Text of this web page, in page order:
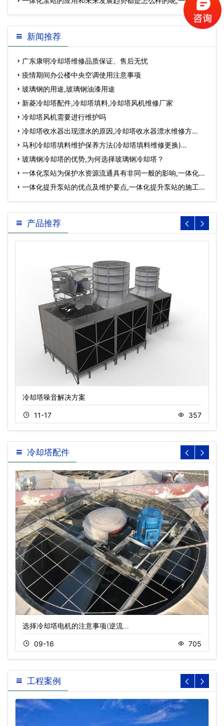
站多少钱…
新闻推荐
广东康明冷却塔维修品质保证、售后无忧
疫情期间办公楼中央空调使用注意事项
玻璃钢的用途,玻璃钢油漆用途
新菱冷却塔配件,冷却塔填料,冷却塔风机维修厂家
冷却塔风机需要进行维护吗
冷却塔收水器出现漂水的原因,冷却塔收水器漂水维修方
法？…
马利冷却塔填料维护保养方法(冷却塔填料维修更换)…
玻璃钢冷却塔的优势,为何选择玻璃钢冷却塔？
一体化泵站为保护水资源流通具有非同一般的影响,一体化泵
站…一体化提升泵站的优点及维护要点,一体化提升泵站的施工流
程…
产品推荐
冷却塔噪音解决方案
11-17 357
冷却塔配件
选择冷却塔电机的注意事项(逆流…
09-16 705
工程案例